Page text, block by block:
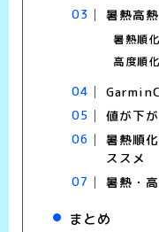
暑熱高
暑熱順化
高度順化
値が下
暑熱順
ススメ
暑熱・
まとめ